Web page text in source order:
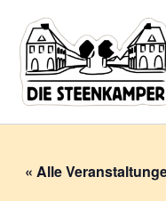
Inhalt
springen
« Alle
deine
Mail-
Adresse
ein ...